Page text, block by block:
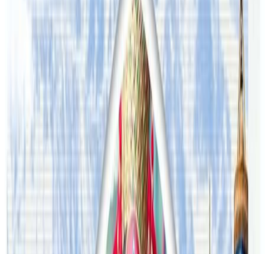
प्रतिक्रिया, गुनासो, सुझाव र सल्लाह छन् भने कृपया हामीलाई निम्न ईमेलमा
पठाउनुहोला । तपाईंको सहयोगले हामीलाई निष्पक्ष र तटस्थ पत्रकारिता गर्न
टेवा पुग्नेछ । सम्पर्क इमेल :
info@nepaltube.com.au
प्रतिक्रिया दिनुहोस
सम्बन्धित समाचार
अष्ट्रेलियामा नर्सको तलब पाँचौं पटक वृद्धि